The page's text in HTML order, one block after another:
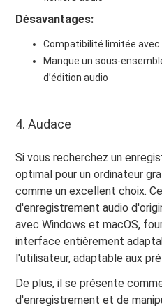
Désavantages:
Compatibilité limitée
Manque un sous-
d’édition audio
4. Audace
Si vous recherchez un
optimal pour un ordinateur
comme un excellent choix.
d'enregistrement audio
avec Windows et macOS,
interface entièrement
l'utilisateur, adaptable aux
De plus, il se présente
d'enregistrement et de